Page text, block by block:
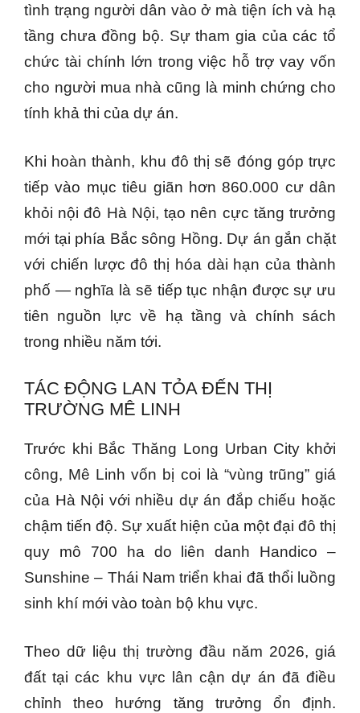
tình trạng người dân vào ở mà tiện ích và hạ
tầng chưa đồng bộ. Sự tham gia của các tổ
chức tài chính lớn trong việc hỗ trợ vay vốn
cho người mua nhà cũng là minh chứng cho
tính khả thi của dự án.
Khi hoàn thành, khu đô thị sẽ đóng góp trực
tiếp vào mục tiêu giãn hơn 860.000 cư dân
khỏi nội đô Hà Nội, tạo nên cực tăng trưởng
mới tại phía Bắc sông Hồng. Dự án gắn chặt
với chiến lược đô thị hóa dài hạn của thành
phố — nghĩa là sẽ tiếp tục nhận được sự ưu
tiên nguồn lực về hạ tầng và chính sách
trong nhiều năm tới.
TÁC ĐỘNG LAN TỎA ĐẾN THỊ
TRƯỜNG MÊ LINH
Trước khi Bắc Thăng Long Urban City khởi
công, Mê Linh vốn bị coi là “vùng trũng” giá
của Hà Nội với nhiều dự án đắp chiếu hoặc
chậm tiến độ. Sự xuất hiện của một đại đô thị
quy mô 700 ha do liên danh Handico –
Sunshine – Thái Nam triển khai đã thổi luồng
sinh khí mới vào toàn bộ khu vực.
Theo dữ liệu thị trường đầu năm 2026, giá
đất tại các khu vực lân cận dự án đã điều
chỉnh theo hướng tăng trưởng ổn định.